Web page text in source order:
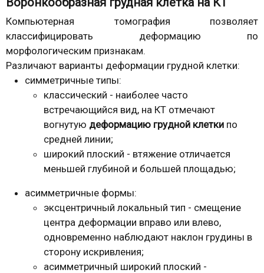
Компьютерная томография позволяет
классифицировать деформацию по
морфологическим признакам.
Различают варианты деформации грудной клетки:
симметричные типы:
классический - наиболее часто
встречающийся вид, на КТ отмечают
вогнутую деформацию грудной клетки по
средней линии;
широкий плоский - втяжение отличается
меньшей глубиной и большей площадью;
асимметричные формы:
эксцентричный локальный тип - смещение
центра деформации вправо или влево,
одновременно наблюдают наклон грудины в
сторону искривления;
асимметричный широкий плоский -